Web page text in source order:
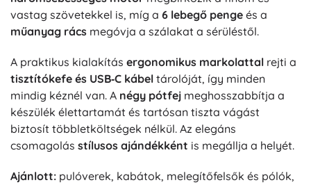
vastag szövetekkel is, míg a 6 lebegő penge és a
műanyag rács megóvja a szálakat a sérüléstől.
A praktikus kialakítás ergonomikus markolattal rejti a
tisztítókefe és USB‑C kábel tárolóját, így minden
mindig kéznél van. A négy pótfej meghosszabbítja a
készülék élettartamát és tartósan tiszta vágást
biztosít többletköltségek nélkül. Az elegáns
csomagolás stílusos ajándékként is megállja a helyét.
Ajánlott: pulóverek, kabátok, melegítőfelsők és pólók,